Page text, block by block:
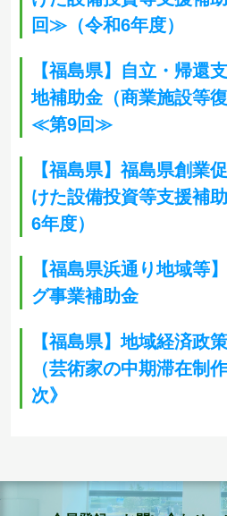
回≫（令和6年度）
【福島県】自立・帰還
地補助金（商業施設等
≪第9回≫
【福島県】福島県創業
けた設備投資等支援補
6年度）
【福島県浜通り地域等
グ事業補助金
【福島県】地域経済政
（芸術家の中期滞在制
次》